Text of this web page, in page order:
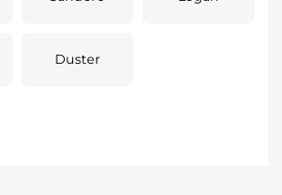
Duster